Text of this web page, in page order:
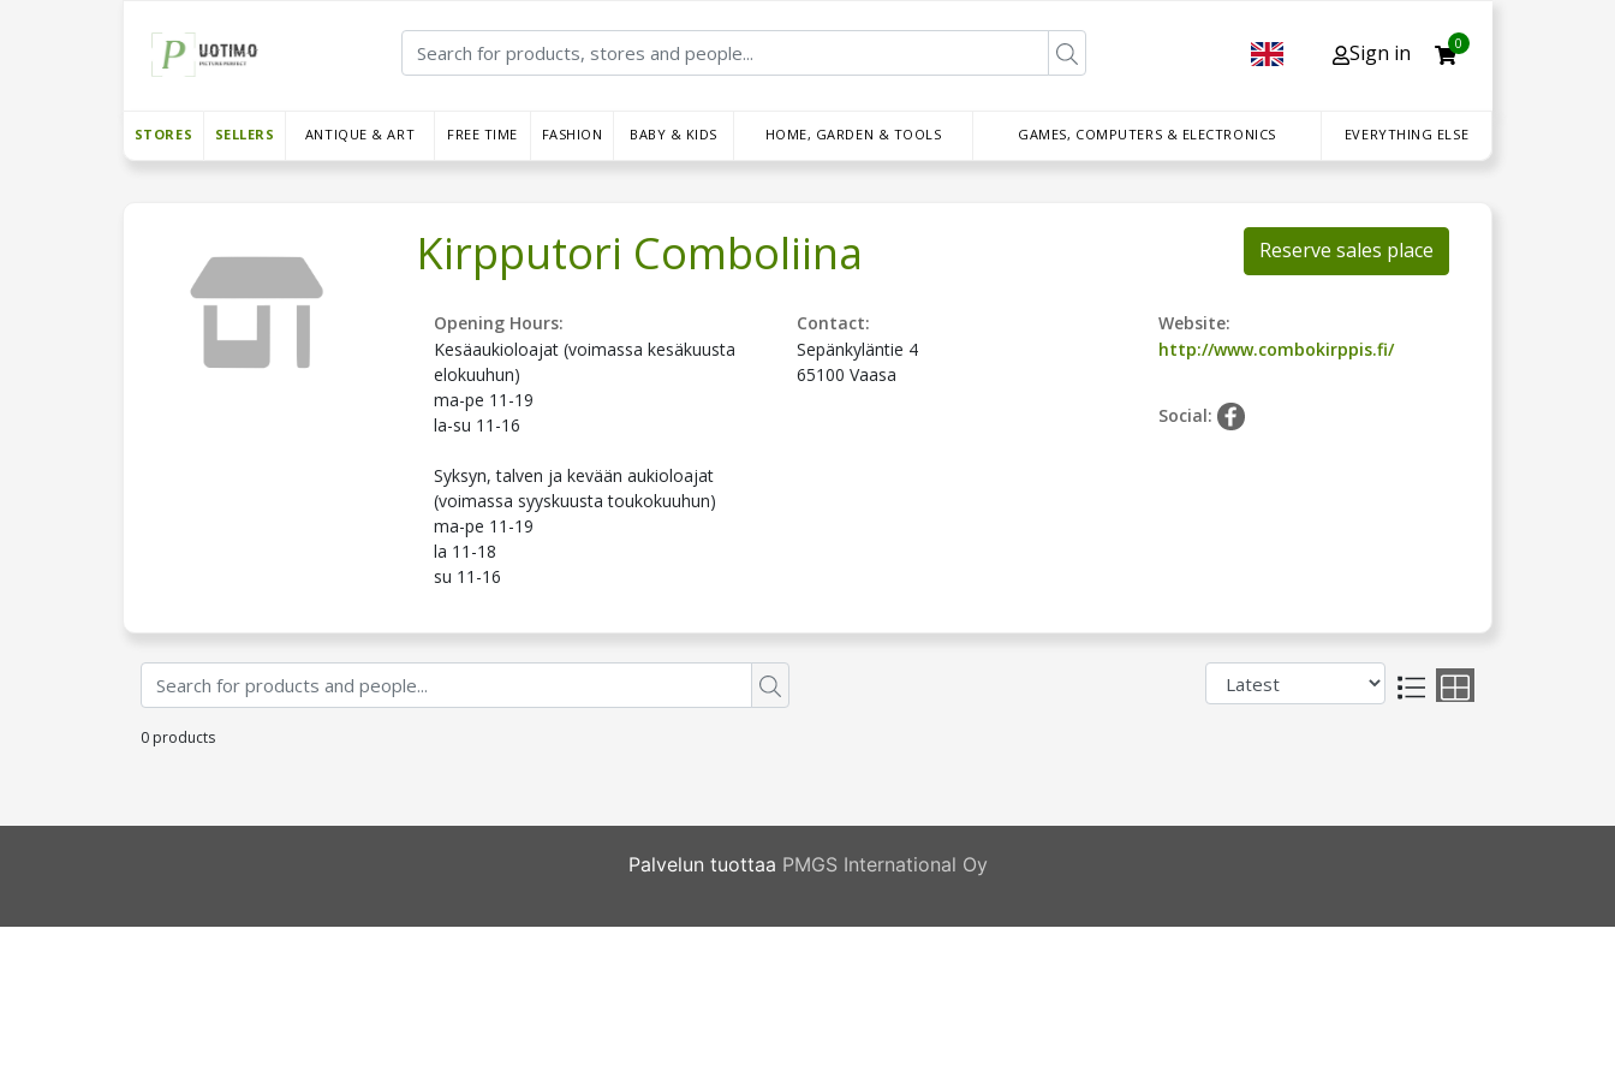
Sign in 0
STORES SELLERS ANTIQUE & ART FREE TIME FASHION BABY & KIDS HOME, GARDEN & TOOLS GAMES, COMPUTERS & ELECTRONICS EVERYTHING ELSE
Kirpputori Comboliina Reserve sales place
Opening Hours:
Kesäaukioloajat (voimassa kesäkuusta
elokuuhun)
ma-pe 11-19
la-su 11-16
Syksyn, talven ja kevään aukioloajat
(voimassa syyskuusta toukokuuhun)
ma-pe 11-19
la 11-18
su 11-16
Contact:
Sepänkyläntie 4
65100 Vaasa
Website:
http://www.combokirppis.fi/
Social:
0 products
Palvelun tuottaa PMGS International Oy